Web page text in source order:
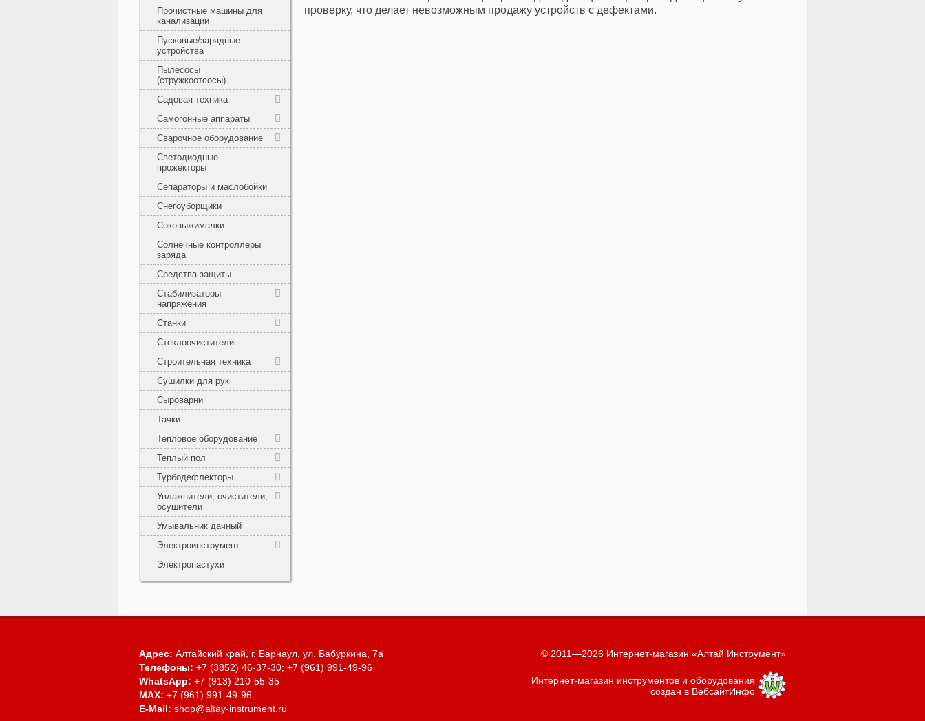
Прочистные машины для
канализации
Пусковые/зарядные
устройства
Пылесосы
(стружкоотсосы)
Садовая техника
Самогонные аппараты
Сварочное оборудование
Светодиодные
прожекторы
Сепараторы и маслобойки
Снегоуборщики
Соковыжималки
Солнечные контроллеры
заряда
Средства защиты
Стабилизаторы
напряжения
Станки
Стеклоочистители
Строительная техника
Сушилки для рук
Сыроварни
Тачки
Тепловое оборудование
Теплый пол
Турбодефлекторы
Увлажнители, очистители,
осушители
Умывальник дачный
Электроинструмент
Электропастухи
проверку, что делает невозможным продажу устройств с дефектами.
Адрес: Алтайский край, г. Барнаул, ул. Бабуркина, 7а
Телефоны: +7 (3852) 46-37-30; +7 (961) 991-49-96
WhatsApp: +7 (913) 210-55-35
MAX: +7 (961) 991-49-96
E-Mail: shop@altay-instrument.ru
© 2011—2026 Интернет-магазин «Алтай Инструмент»
Интернет-магазин инструментов и оборудования
создан в ВебсайтИнфо